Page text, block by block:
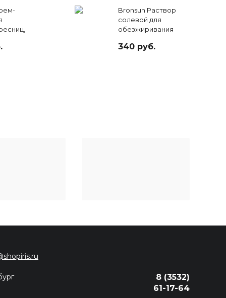
Bronsun Раствор
солевой для
обезжиривания
50 мл
340 руб.
8 (3532)
61-17-64